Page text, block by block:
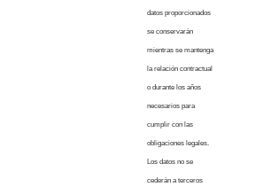
datos proporcionados
se conservarán
mientras se mantenga
la relación contractual
o durante los años
necesarios para
cumplir con las
obligaciones legales.
Los datos no se
cederán a terceros